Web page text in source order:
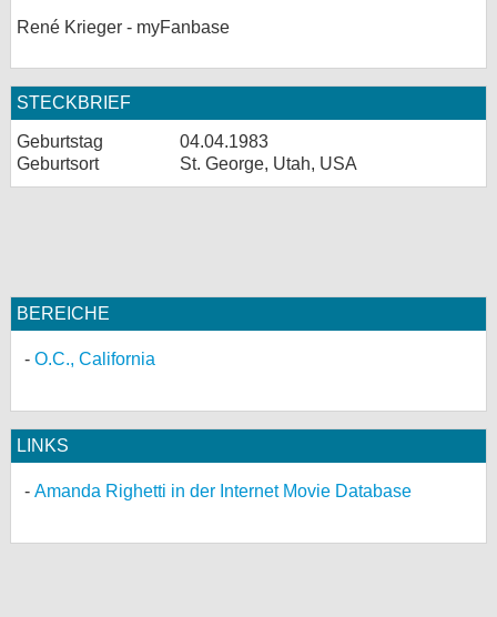
René Krieger - myFanbase
STECKBRIEF
Geburtstag
04.04.1983
Geburtsort
St. George, Utah, USA
BEREICHE
O.C., California
LINKS
Amanda Righetti in der Internet Movie Database
Datenschutz
Cookie-Einstellungen
Impressum
Desktop-Ansicht